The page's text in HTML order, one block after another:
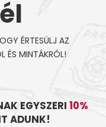
ÉRTESÜLJ AZ
ÉS MINTÁKRÓL!
EGYSZERI 10%
ADUNK!